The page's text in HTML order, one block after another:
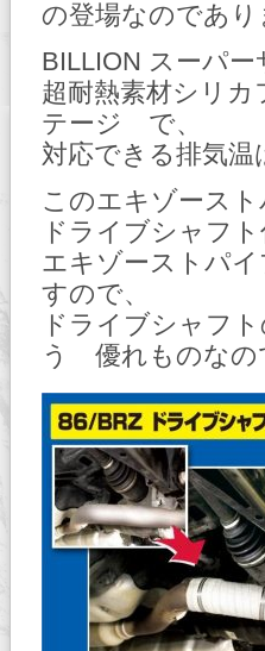
の登場なのであ
BILLION スーパ
超耐熱素材シリ
テージ で、
対応できる排気
このエキゾース
ドライブシャフ
エキゾーストパ
すので、
ドライブシャフ
う 優れものなの